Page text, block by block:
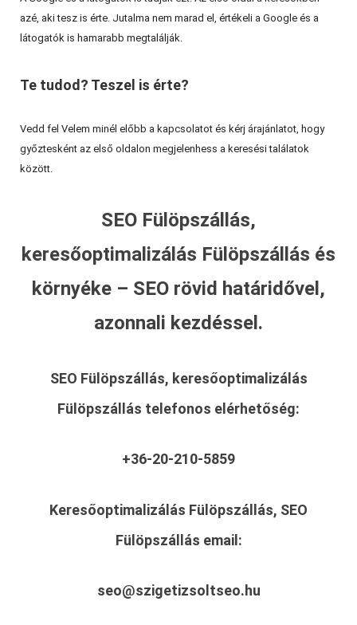
azé, aki tesz is érte. Jutalma nem marad el, értékeli a Google és a
látogatók is hamarabb megtalálják.
Te tudod? Teszel is érte?
Vedd fel Velem minél előbb a kapcsolatot és kérj árajánlatot, hogy
győztesként az első oldalon megjelenhess a keresési találatok
között.
SEO Fülöpszállás,
keresőoptimalizálás Fülöpszállás és
környéke – SEO rövid határidővel,
azonnali kezdéssel.
SEO Fülöpszállás, keresőoptimalizálás
Fülöpszállás telefonos elérhetőség:
+36-20-210-5859
Keresőoptimalizálás Fülöpszállás, SEO
Fülöpszállás email:
seo@szigetizsoltseo.hu